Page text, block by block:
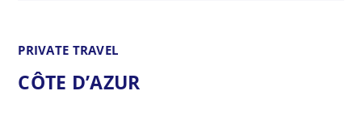
PRIVATE TRAVEL
CÔTE D’AZUR